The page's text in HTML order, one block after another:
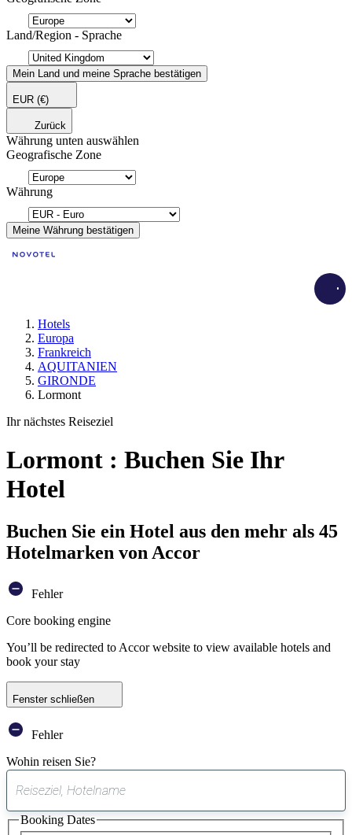
Land/Region - Sprache
Mein Land und meine Sprache bestätigen
EUR (€)
Zurück
Währung unten auswählen
Geografische Zone
Währung
Meine Währung bestätigen
Hotels
Europa
Frankreich
AQUITANIEN
GIRONDE
Lormont
Ihr nächstes Reiseziel
Lormont : Buchen Sie Ihr
Hotel
Buchen Sie ein Hotel aus den mehr als 45
Hotelmarken von Accor
Fehler
Core booking engine
You’ll be redirected to Accor website to view available hotels and
book your stay
Fenster schließen
Fehler
Wohin reisen Sie?
gefundener
Vorschlag
Booking Dates